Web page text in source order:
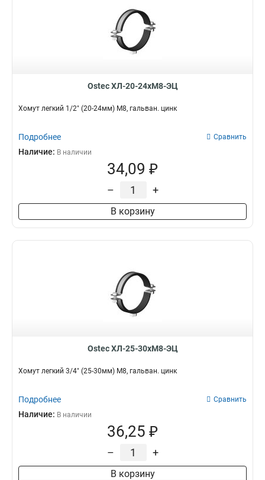
Ostec ХЛ-20-24хМ8-ЭЦ
Хомут легкий 1/2" (20-24мм) М8, гальван. цинк
Подробнее Сравнить
Наличие: В наличии
34,09 ₽
– +
В корзину
Ostec ХЛ-25-30хМ8-ЭЦ
Хомут легкий 3/4" (25-30мм) М8, гальван. цинк
Подробнее Сравнить
Наличие: В наличии
36,25 ₽
– +
В корзину